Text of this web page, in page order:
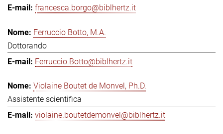
francesca.borgo@biblhertz.it
Ferruccio Botto, M.A.
Dottorando
Ferruccio.Botto@biblhertz.it
Violaine Boutet de Monvel, Ph.D.
Assistente scientifica
violaine.boutetdemonvel@biblhertz.it